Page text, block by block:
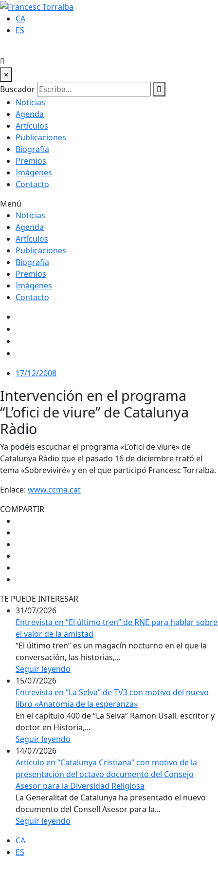
CA
ES
×
Buscador
Noticias
Agenda
Artículos
Publicaciones
Biografía
Premios
Imágenes
Contacto
Menú
Noticias
Agenda
Artículos
Publicaciones
Biografía
Premios
Imágenes
Contacto
17/12/2008
Intervención en el programa
“L’ofici de viure” de Catalunya
Ràdio
Ya podéis escuchar el programa «L’ofici de viure» de
Catalunya Ràdio que el pasado 16 de diciembre trató el
tema «Sobreviviré» y en el que participó Francesc Torralba.
Enlace: www.ccma.cat
COMPARTIR
TE PUEDE INTERESAR
31/07/2026
Entrevista en “El último tren” de RNE para hablar sobre
el valor de la amistad
“El último tren” es un magacín nocturno en el que la
conversación, las historias,...
Seguir leyendo
15/07/2026
Entrevista en “La Selva” de TV3 con motivo del nuevo
libro «Anatomía de la esperanza»
En el capítulo 400 de “La Selva” Ramon Usall, escritor y
doctor en Historia,...
Seguir leyendo
14/07/2026
Artículo en “Catalunya Cristiana” con motivo de la
presentación del octavo documento del Consejo
Asesor para la Diversidad Religiosa
La Generalitat de Catalunya ha presentado el nuevo
documento del Consell Asesor para la...
Seguir leyendo
CA
ES